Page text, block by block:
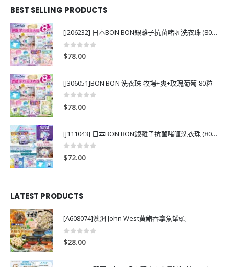
BEST SELLING PRODUCTS
[J206232] 日本BON BON銀離子抗菌啫喱洗衣珠 (80粒)
0
$78.00
[J306051]BON BON 洗衣珠-牧場+爽+玫瑰葡萄-80粒
0
$78.00
[J111043] 日本BON BON銀離子抗菌啫喱洗衣珠 (80粒)
0
$72.00
LATEST PRODUCTS
[A608074]澳洲 John West黃鮨吞拿魚罐頭
0 out of 5
$28.00